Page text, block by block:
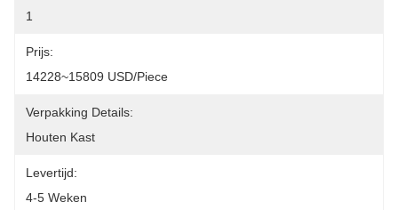
1
Prijs:
14228~15809 USD/Piece
Verpakking Details:
Houten Kast
Levertijd:
4-5 Weken